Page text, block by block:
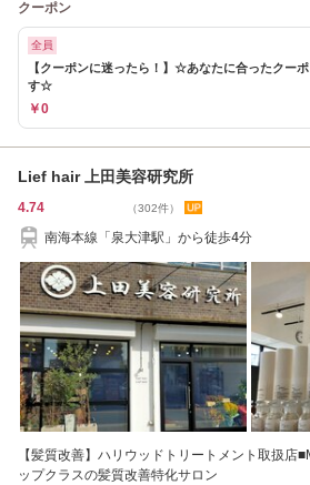
クーポン
全員
【クーポンに迷ったら！】☆あなたに合ったクー
す☆
￥0
Lief hair 上田美容研究所
4.74 （302件）
南海本線「泉大津駅」から徒歩4分
【髪質改善】ハリウッドトリートメント取扱店
ップクラスの髪質改善特化サロン